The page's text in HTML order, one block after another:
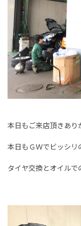
本日もご来店頂きあり
本日もＧＷでビッシリ
タイヤ交換とオイルで